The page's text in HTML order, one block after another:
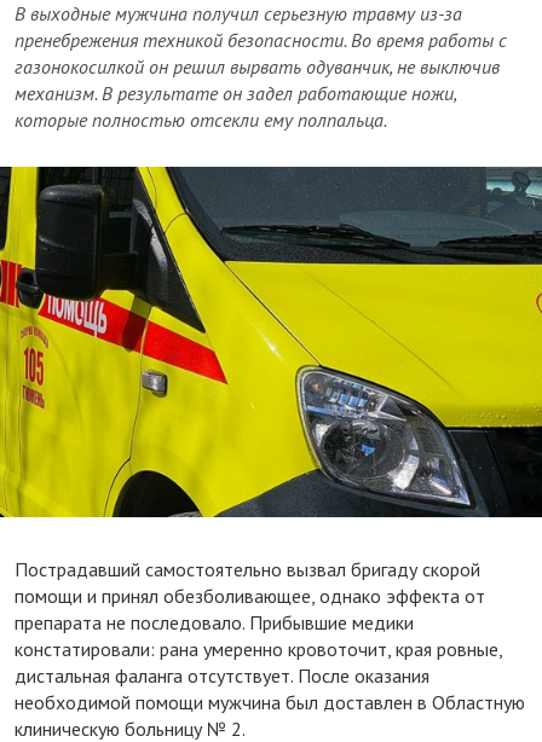
В выходные мужчина получил серьезную травму из-за
пренебрежения техникой безопасности. Во время работы с
газонокосилкой он решил вырвать одуванчик, не выключив
механизм. В результате он задел работающие ножи,
которые полностью отсекли ему полпальца.
Пострадавший самостоятельно вызвал бригаду скорой
помощи и принял обезболивающее, однако эффекта от
препарата не последовало. Прибывшие медики
констатировали: рана умеренно кровоточит, края ровные,
дистальная фаланга отсутствует. После оказания
необходимой помощи мужчина был доставлен в Областную
клиническую больницу № 2.